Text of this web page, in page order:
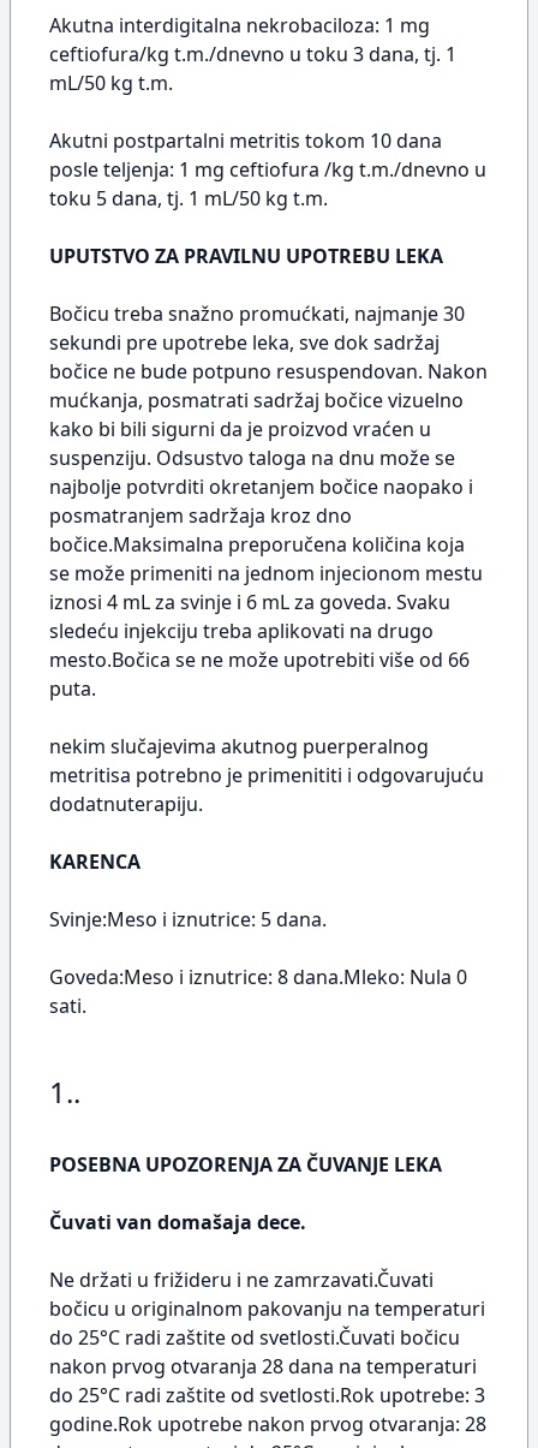
Akutna interdigitalna nekrobaciloza: 1 mg
ceftiofura/kg t.m./dnevno u toku 3 dana, tj. 1
mL/50 kg t.m.
Akutni postpartalni metritis tokom 10 dana
posle teljenja: 1 mg ceftiofura /kg t.m./dnevno u
toku 5 dana, tj. 1 mL/50 kg t.m.
UPUTSTVO ZA PRAVILNU UPOTREBU LEKA
Bočicu treba snažno promućkati, najmanje 30
sekundi pre upotrebe leka, sve dok sadržaj
bočice ne bude potpuno resuspendovan. Nakon
mućkanja, posmatrati sadržaj bočice vizuelno
kako bi bili sigurni da je proizvod vraćen u
suspenziju. Odsustvo taloga na dnu može se
najbolje potvrditi okretanjem bočice naopako i
posmatranjem sadržaja kroz dno
bočice.Maksimalna preporučena količina koja
se može primeniti na jednom injecionom mestu
iznosi 4 mL za svinje i 6 mL za goveda. Svaku
sledeću injekciju treba aplikovati na drugo
mesto.Bočica se ne može upotrebiti više od 66
puta.
nekim slučajevima akutnog puerperalnog
metritisa potrebno je primenititi i odgovarujuću
dodatnuterapiju.
KARENCA
Svinje:Meso i iznutrice: 5 dana.
Goveda:Meso i iznutrice: 8 dana.Mleko: Nula 0
sati.
1..
POSEBNA UPOZORENJA ZA ČUVANJE LEKA
Čuvati van domašaja dece.
Ne držati u frižideru i ne zamrzavati.Čuvati
bočicu u originalnom pakovanju na temperaturi
do 25°C radi zaštite od svetlosti.Čuvati bočicu
nakon prvog otvaranja 28 dana na temperaturi
do 25°C radi zaštite od svetlosti.Rok upotrebe: 3
godine.Rok upotrebe nakon prvog otvaranja: 28